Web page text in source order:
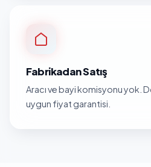
Fabrikadan Satış
Aracı ve bayi komisyonu yok.
uygun fiyat garantisi.